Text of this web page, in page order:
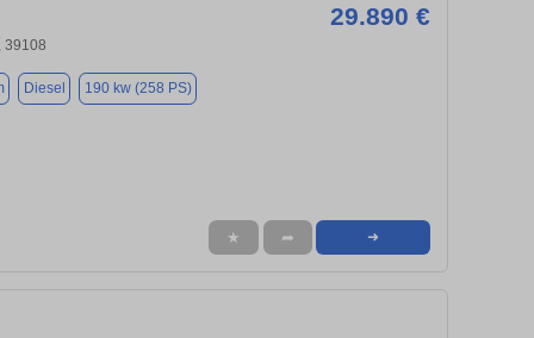
29.890 €
39108
Diesel 190 kw (258 PS)
★ ➦ ➜